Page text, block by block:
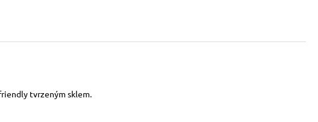
tvrzeným sklem.